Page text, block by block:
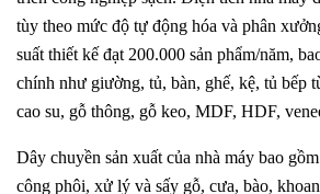
tùy theo mức độ tự động hóa và phân
suất thiết kế đạt 200.000 sản phẩm/năm,
chính như giường, tủ, bàn, ghế, kệ, tủ bếp
cao su, gỗ thông, gỗ keo, MDF, HDF,
Dây chuyền sản xuất của nhà máy bao
công phôi, xử lý và sấy gỗ, cưa, bào,